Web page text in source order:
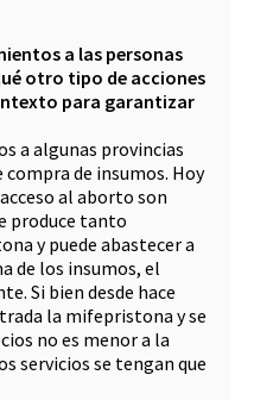
a las personas
otro tipo de acciones
para garantizar
a algunas provincias
de insumos. Hoy
al aborto son
produce tanto
y puede abastecer a
de los insumos, el
Si bien desde hace
la mifepristona y se
no es menor a la
servicios se tengan que